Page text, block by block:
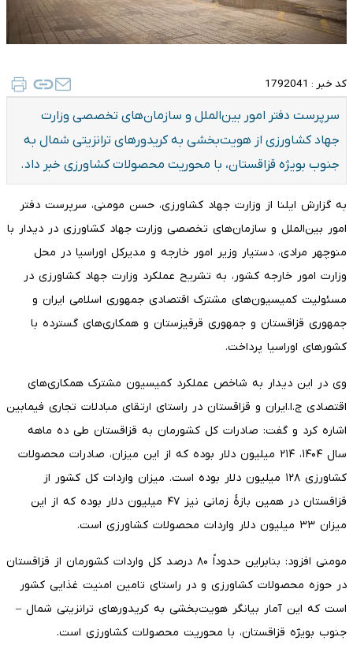
کد خبر : 1792041
سرپرست دفتر امور بین‌الملل و سازمان‌های تخصصی وزارت
جهاد کشاورزی از هویت‌بخشی به کریدورهای ترانزیتی شمال به
جنوب بویژه قزاقستان، با محوریت محصولات کشاورزی خبر داد.
به گزارش ایلنا از وزارت جهاد کشاورزی، حسن مومنی، سرپرست دفتر
امور بین‌الملل و سازمان‌های تخصصی وزارت جهاد کشاورزی در دیدار با
منوچهر مرادی، دستیار وزیر امور خارجه و مدیرکل اوراسیا در محل
وزارت امور خارجه کشور، به تشریح عملکرد وزارت جهاد کشاورزی در
مسئولیت کمیسیون‌های مشترک اقتصادی جمهوری اسلامی ایران و
جمهوری قزاقستان و جمهوری قرقیزستان و همکاری‌های گسترده با
کشورهای اوراسیا پرداخت.
وی در این دیدار به شاخص عملکرد کمیسیون مشترک همکاری‌های
اقتصادی ج.ا.ایران و قزاقستان در راستای ارتقای مبادلات تجاری فیمابین
اشاره کرد و گفت: صادرات کل کشورمان به قزاقستان طی ده ماهه
سال ۱۴۰۴، ۲۱۴ میلیون دلار بوده که از این میزان، صادرات محصولات
کشاورزی ۱۲۸ میلیون دلار بوده است. میزان واردات کل کشور از
قزاقستان در همین بازۀ زمانی نیز ۴۷ میلیون دلار بوده که از این
میزان ۳۳ میلیون دلار واردات محصولات کشاورزی است.
مومنی افزود: بنابراین حدوداً ۸۰ درصد کل واردات کشورمان از قزاقستان
در حوزه محصولات کشاورزی و در راستای تامین امنیت غذایی کشور
است که این آمار بیانگر هویت‌بخشی به کریدورهای ترانزیتی شمال –
جنوب بویژه قزاقستان، با محوریت محصولات کشاورزی است.